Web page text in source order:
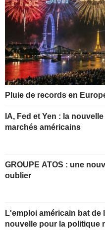
Pluie de records en
IA, Fed et Yen : la
marchés américains
GROUPE ATOS : une nouvelle année à
oublier
L'emploi américain bat de
nouvelle pour la politique